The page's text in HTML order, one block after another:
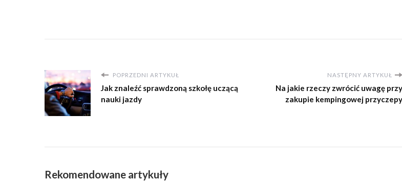
POPRZEDNI ARTYKUŁ
Jak znaleźć sprawdzoną szkołę uczącą
nauki jazdy
NASTĘPNY ARTYKUŁ
Na jakie rzeczy zwrócić uwagę przy
zakupie kempingowej przyczepy
Rekomendowane artykuły